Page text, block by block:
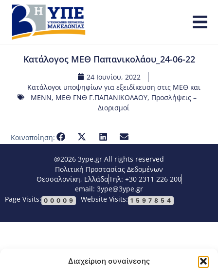
Διαχείριση συναίνεσης
Κατάλογος ΜΕΘ Παπανικολάου_24-06-22
24 Ιουνίου, 2022
Κατάλογοι υποψηφίων για εξειδίκευση στις ΜΕΘ και
ΜΕΝΝ, ΜΕΘ ΓΝΘ Γ.ΠΑΠΑΝΙΚΟΛΑΟΥ, Προσλήψεις –
Διορισμοί
Κοινοποίηση:
@2026 3ype.gr All rights reserved
Πολιτική Προστασίας Δεδομένων
Θεσσαλονίκη, ΕλλάδαΤηλ: +30 2311 226 200
email: 3ype@3ype.gr
Page Visits: 00009 Website Visits: 1597854